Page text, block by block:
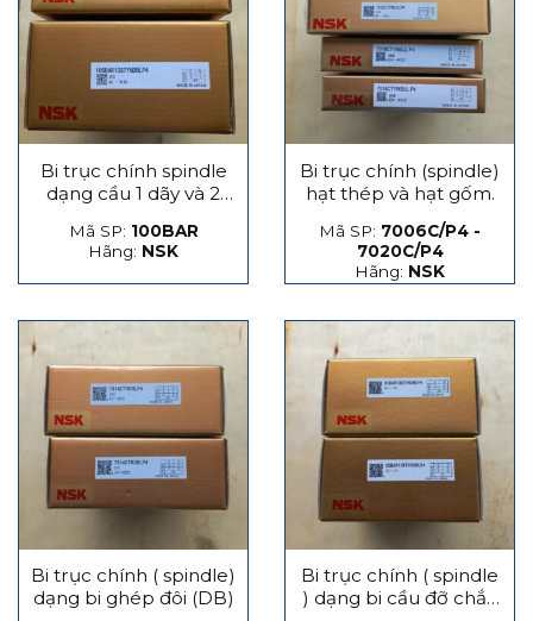
Bi trục chính spindle
dạng cầu 1 dãy và 2
Mã SP: 100BAR
Hãng: NSK
Bi trục chính (spindle)
hạt thép và hạt gốm.
Mã SP: 7006C/P4 -
7020C/P4
Hãng: NSK
Bi trục chính ( spindle)
dạng bi ghép đôi (DB)
Bi trục chính ( spindle
) dạng bi cầu đỡ chắn